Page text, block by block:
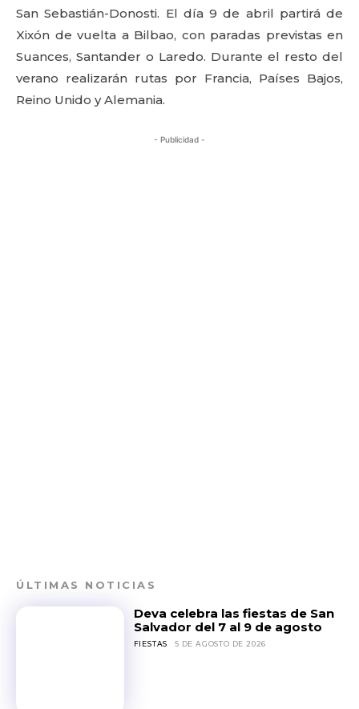
San Sebastián-Donosti. El día 9 de abril partirá de
Xixón de vuelta a Bilbao, con paradas previstas en
Suances, Santander o Laredo. Durante el resto del
verano realizarán rutas por Francia, Países Bajos,
Reino Unido y Alemania.
- Publicidad -
ÚLTIMAS NOTICIAS
Deva celebra las fiestas de San
Salvador del 7 al 9 de agosto
FIESTAS 5 DE AGOSTO DE 2026